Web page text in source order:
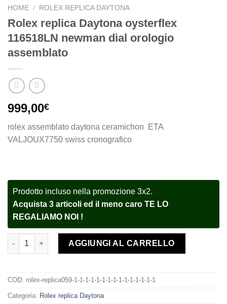
HOME / ROLEX REPLICA DAYTONA
Rolex replica Daytona oysterflex
116518LN newman dial orologio
assemblato
999,00€
rolex assemblato daytona ceramichon ETA
VALJOUX7750 swiss cronografico
Prodotto incluso nella promozione 3x2.
Acquista 3 articoli ed il meno caro TE LO
REGALIAMO NOI !
Rolex replica Daytona oysterflex 116518LN newman dial
AGGIUNGI AL CARRELLO
COD: rolex-replica059-1-1-1-1-1-1-1-1-1-1-1-1-1-1-1
Categoria: Rolex replica Daytona